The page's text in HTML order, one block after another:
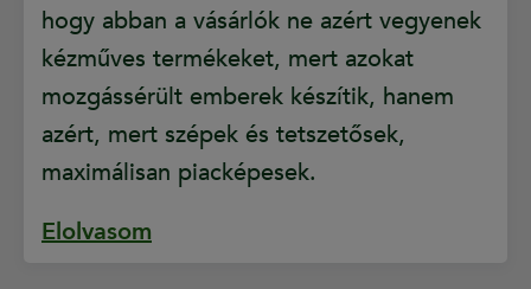
hogy abban a vásárlók ne azért vegyenek
kézműves termékeket, mert azokat
mozgássérült emberek készítik, hanem
azért, mert szépek és tetszetősek,
maximálisan piacképesek.
Elolvasom